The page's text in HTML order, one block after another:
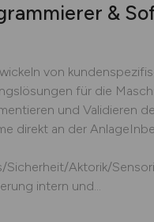
&
von
für die
und Validieren
direkt an der
Sicherheit/Aktorik/
intern und...